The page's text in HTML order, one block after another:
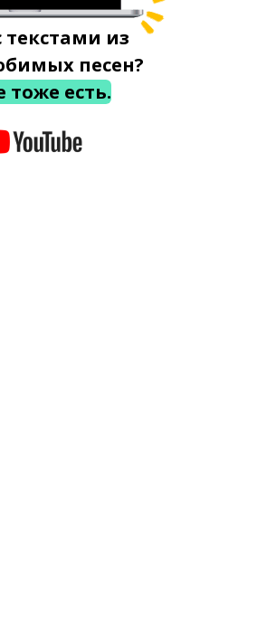
текстами из
песен?
тоже есть.